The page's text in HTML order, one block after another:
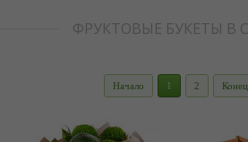
ФРУКТОВЫЕ БУКЕТЫ В
Начало 1 2 Конец